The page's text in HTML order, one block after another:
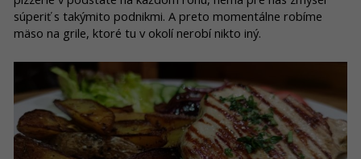
súperiť s takýmito podnikmi. A preto momentálne robíme
mäso na grile, ktoré tu v okolí nerobí nikto iný.